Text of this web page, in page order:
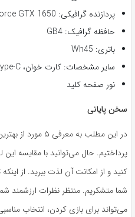
پردازنده گرافیکی: NVIDIA GeForce GTX 1650
حافظه گرافیک: GB4
باتری: Wh45
سایر مشخصات: کارت خوان، USB 3/Type-C
نور صفحه کلید
سخن پایانی
در این مطلب به
پرداختیم. حال می‌توانید با مقایسه
کنید و از امکانت آن لذت ببرید. از
شما متشکریم. منتظر نظرات ارزشمند
می‌تواند برای بازی کردن، انتخاب